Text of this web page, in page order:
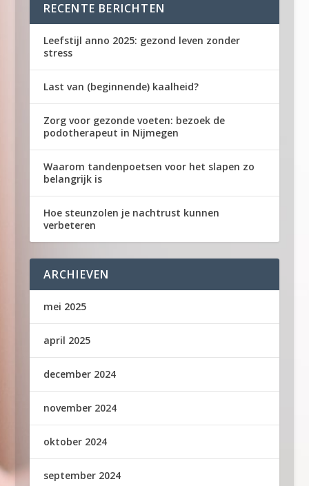
RECENTE BERICHTEN
Leefstijl anno 2025: gezond leven zonder
stress
Last van (beginnende) kaalheid?
Zorg voor gezonde voeten: bezoek de
podotherapeut in Nijmegen
Waarom tandenpoetsen voor het slapen zo
belangrijk is
Hoe steunzolen je nachtrust kunnen
verbeteren
ARCHIEVEN
mei 2025
april 2025
december 2024
november 2024
oktober 2024
september 2024